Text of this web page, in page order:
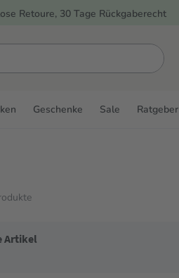
Retoure, 30 Tage Rückgaberecht
Geschenke Sale Ratgeber
Artikel